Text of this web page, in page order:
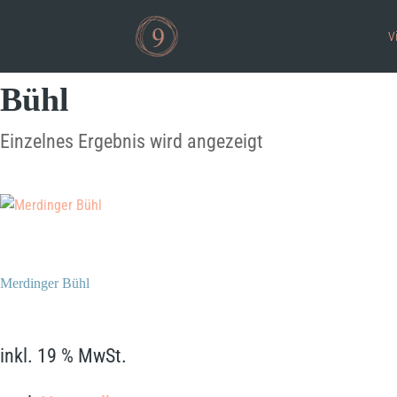
Bühl
Einzelnes Ergebnis wird angezeigt
Merdinger Bühl
inkl. 19 % MwSt.